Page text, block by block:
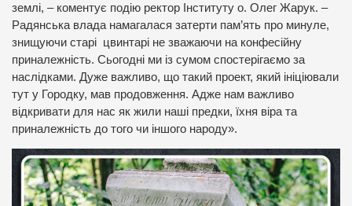
землі, – коментує подію ректор Інституту о. Олег Жарук. –
Радянська влада намагалася затерти пам’ять про минуле,
знищуючи старі цвинтарі не зважаючи на конфесійну
приналежність. Сьогодні ми із сумом спостерігаємо за
наслідками. Дуже важливо, що такий проект, який ініціювали
тут у Городку, мав продовження. Адже нам важливо
відкривати для нас як жили наші предки, їхня віра та
приналежність до того чи іншого народу».